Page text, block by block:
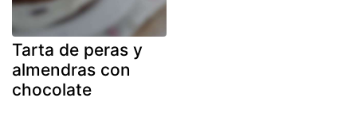
Tarta de peras y
almendras con
chocolate